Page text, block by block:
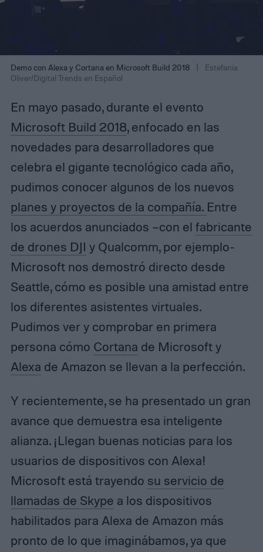
Demo con Alexa y Cortana en Microsoft Build 2018
Estefania
Oliver/Digital Trends en Español
En mayo pasado, durante el evento
Microsoft Build 2018, enfocado en las
novedades para desarrolladores que
celebra el gigante tecnológico cada año,
pudimos conocer algunos de los nuevos
planes y proyectos de la compañía. Entre
los acuerdos anunciados –con el fabricante
de drones DJI y Qualcomm, por ejemplo-
Microsoft nos demostró directo desde
Seattle, cómo es posible una amistad entre
los diferentes asistentes virtuales.
Pudimos ver y comprobar en primera
persona cómo Cortana de Microsoft y
Alexa de Amazon se llevan a la perfección.
Y recientemente, se ha presentado un gran
avance que demuestra esa inteligente
alianza. ¡Llegan buenas noticias para los
usuarios de dispositivos con Alexa!
Microsoft está trayendo su servicio de
llamadas de Skype a los dispositivos
habilitados para Alexa de Amazon más
pronto de lo que imaginábamos, ya que